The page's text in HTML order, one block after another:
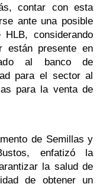
contar con esta
ante una posible
HLB, considerando
están presente en
al banco de
para el sector al
para la venta de
de Semillas y
enfatizó la
la salud de
de obtener un